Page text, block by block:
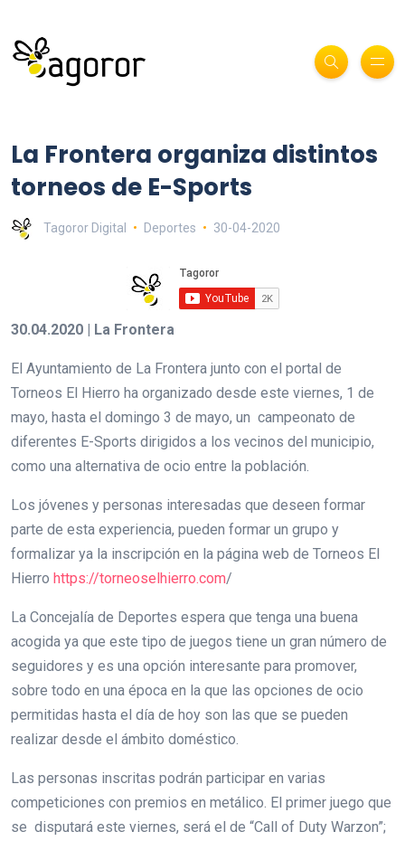
La Frontera organiza distintos
torneos de E-Sports
Tagoror Digital Deportes 30-04-2020
30.04.2020 | La Frontera
El Ayuntamiento de La Frontera junto con el portal de
Torneos El Hierro ha organizado desde este viernes, 1 de
mayo, hasta el domingo 3 de mayo, un campeonato de
diferentes E-Sports dirigidos a los vecinos del municipio,
como una alternativa de ocio entre la población.
Los jóvenes y personas interesadas que deseen formar
parte de esta experiencia, pueden formar un grupo y
formalizar ya la inscripción en la página web de Torneos El
Hierro https://torneoselhierro.com/
La Concejalía de Deportes espera que tenga una buena
acogida ya que este tipo de juegos tiene un gran número de
seguidores y es una opción interesante para promover,
sobre todo en una época en la que las opciones de ocio
permitidas hasta el día de hoy son las que se pueden
realizar desde el ámbito doméstico.
Las personas inscritas podrán participar en varias
competiciones con premios en metálico. El primer juego que
se disputará este viernes, será el de “Call of Duty Warzon”;